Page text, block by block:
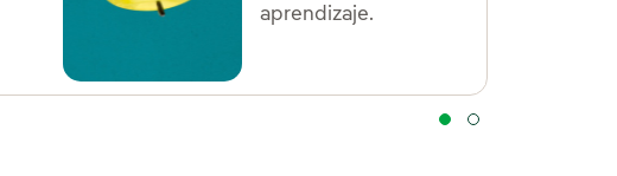
aprendizaje.